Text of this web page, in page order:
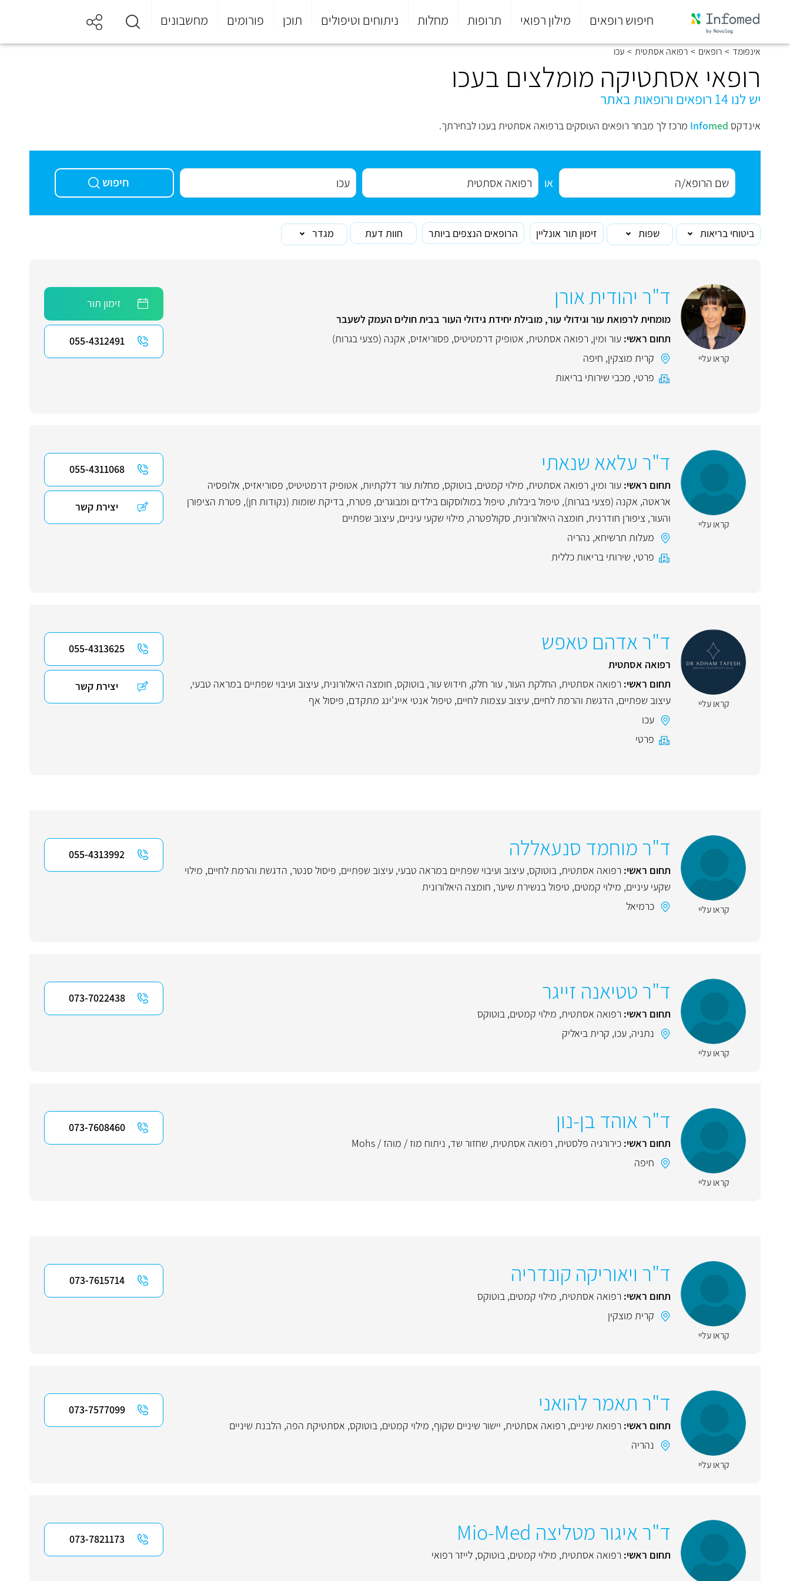
חיפוש רופאים מילון רפואי תרופות מחלות ניתוחים וטיפולים תוכן פורומים מחשבונים
סוף
התפריט
אינפומד > רופאים > רפואה אסתטית > עכו
רופאי אסתטיקה מומלצים בעכו
יש לנו 14 רופאים ורופאות באתר
אינדקס Infomed מרכז לך מבחר רופאים העוסקים ברפואה אסתטית בעכו לבחירתך.
או חיפוש
ביטוחי בריאות שפות זימון תור אונליין הרופאים הנצפים ביותר חוות דעת מגדר
קראו עליי
ד"ר יהודית אורן
מומחית לרפואת עור וגידולי עור, מובילת יחידת גידולי העור בבית חולים העמק לשעבר
תחום ראשי: עור ומין, רפואה אסתטית, אטופיק דרמטיטיס, פסוריאזיס, אקנה (פצעי בגרות)
קרית מוצקין, חיפה
פרטי, מכבי שירותי בריאות
זימון תור
055-4312491
קראו עליי
ד"ר עלאא שנאתי
תחום ראשי: עור ומין, רפואה אסתטית, מילוי קמטים, בוטוקס, מחלות עור דלקתיות, אטופיק דרמטיטיס, פסוריאזיס, אלופסיה
אראטה, אקנה (פצעי בגרות), טיפול ביבלות, טיפול במולוסקום בילדים ומבוגרים, פטרת, בדיקת שומות (נקודות חן), פטרת הציפורן
והעור, ציפורן חודרנית, חומצה היאלורונית, סקולפטרה, מילוי שקעי עיניים, עיצוב שפתיים
מעלות תרשיחא, נהריה
פרטי, שירותי בריאות כללית
055-4311068
יצירת קשר
קראו עליי
ד"ר אדהם טאפש
רפואה אסתטית
תחום ראשי: רפואה אסתטית, החלקת העור, עור חלק, חידוש עור, בוטוקס, חומצה היאלורונית, עיצוב ועיבוי שפתיים במראה טבעי,
עיצוב שפתיים, הדגשת והרמת לחיים, עיצוב עצמות לחיים, טיפול אנטי אייג'ינג מתקדם, פיסול אף
עכו
פרטי
055-4313625
יצירת קשר
קראו עליי
ד"ר מוחמד סנעאללה
תחום ראשי: רפואה אסתטית, בוטוקס, עיצוב ועיבוי שפתיים במראה טבעי, עיצוב שפתיים, פיסול סנטר, הדגשת והרמת לחיים, מילוי
שקעי עיניים, מילוי קמטים, טיפול בנשירת שיער, חומצה היאלורונית
כרמיאל
055-4313992
קראו עליי
ד"ר טטיאנה זייגר
תחום ראשי: רפואה אסתטית, מילוי קמטים, בוטוקס
נתניה, עכו, קרית ביאליק
073-7022438
קראו עליי
ד"ר אוהד בן-נון
תחום ראשי: כירורגיה פלסטית, רפואה אסתטית, שחזור שד, ניתוח מוז / מוהז / Mohs
חיפה
073-7608460
קראו עליי
ד"ר ויאוריקה קונדריה
תחום ראשי: רפואה אסתטית, מילוי קמטים, בוטוקס
קרית מוצקין
073-7615714
קראו עליי
ד"ר תאמר להואני
תחום ראשי: רפואת שיניים, רפואה אסתטית, יישור שיניים שקוף, מילוי קמטים, בוטוקס, אסתטיקת הפה, הלבנת שיניים
נהריה
073-7577099
ד"ר איגור מטליצה Mio-Med
תחום ראשי: רפואה אסתטית, מילוי קמטים, בוטוקס, לייזר רפואי
073-7821173